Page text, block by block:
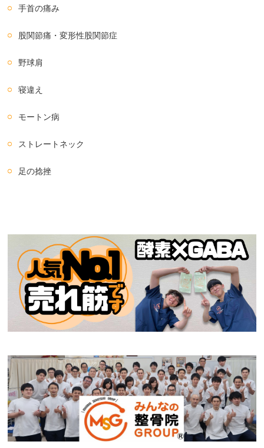
手首の痛み
股関節痛・変形性股関節症
野球肩
寝違え
モートン病
ストレートネック
足の捻挫